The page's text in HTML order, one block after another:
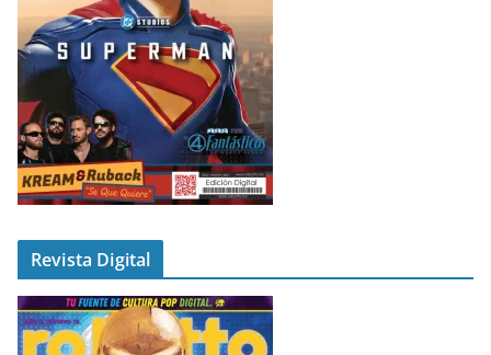
Revista Digital